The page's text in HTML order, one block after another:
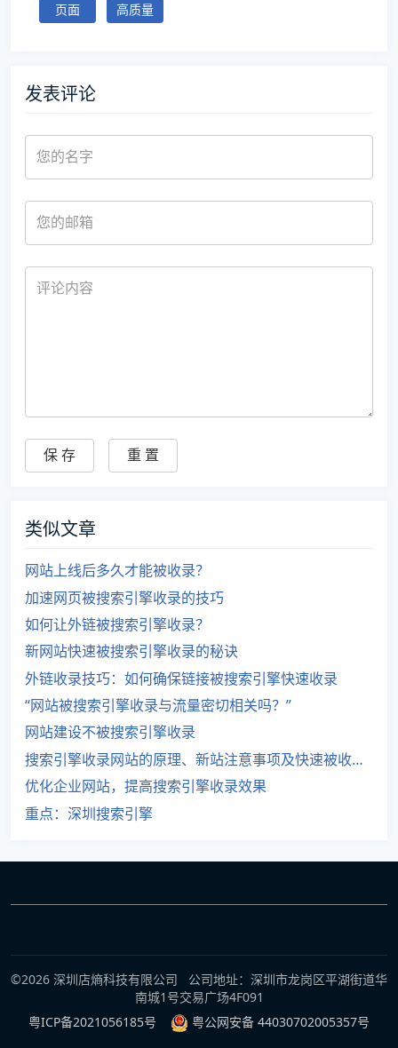
页面
高质量
发表评论
类似文章
网站上线后多久才能被收录？
加速网页被搜索引擎收录的技巧
如何让外链被搜索引擎收录？
新网站快速被搜索引擎收录的秘诀
外链收录技巧：如何确保链接被搜索引擎快速收录
“网站被搜索引擎收录与流量密切相关吗？”
网站建设不被搜索引擎收录
搜索引擎收录网站的原理、新站注意事项及快速被收录方法
优化企业网站，提高搜索引擎收录效果
重点：深圳搜索引擎
©2026 深圳店熵科技有限公司 公司地址：深圳市龙岗区平湖街道华
南城1号交易广场4F091
粤ICP备2021056185号
粤公网安备 44030702005357号